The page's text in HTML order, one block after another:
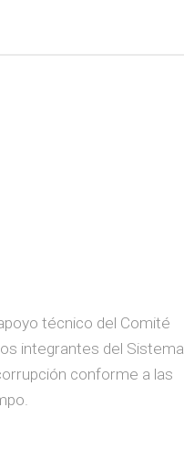
técnico del Comité
integrantes del Sistema
conforme a las